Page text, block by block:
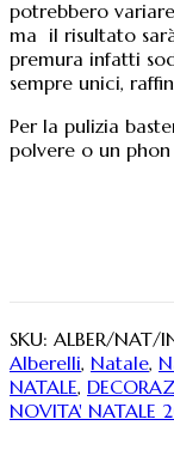
potrebbero
ma il risultato
premura infatti
sempre unici,
Per la pulizia
polvere o un
SKU: ALBER/NAT/
Alberelli, Natale,
NATALE,
NOVITA' NATALE